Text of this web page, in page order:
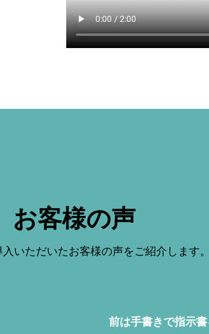
お客様の声
いただいたお客様の声をご紹介します。
前は手書きで指示